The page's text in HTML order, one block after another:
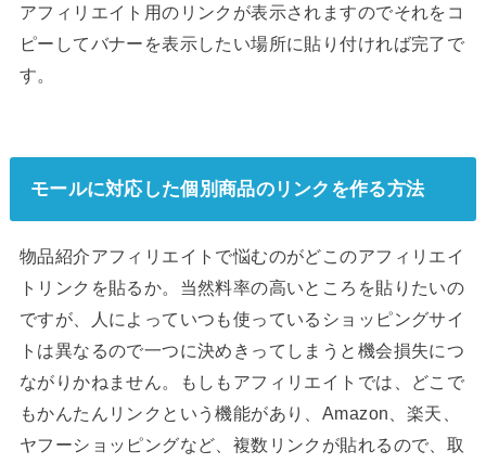
アフィリエイト用のリンクが表示されますのでそれをコ
ピーしてバナーを表示したい場所に貼り付ければ完了で
す。
モールに対応した個別商品のリンクを作る方法
物品紹介アフィリエイトで悩むのがどこのアフィリエイ
トリンクを貼るか。当然料率の高いところを貼りたいの
ですが、人によっていつも使っているショッピングサイ
トは異なるので一つに決めきってしまうと機会損失につ
ながりかねません。もしもアフィリエイトでは、どこで
もかんたんリンクという機能があり、Amazon、楽天、
ヤフーショッピングなど、複数リンクが貼れるので、取